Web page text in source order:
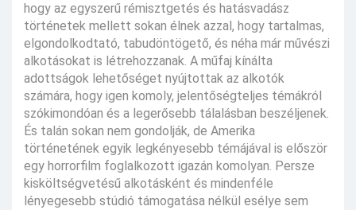
hogy az egyszerű rémisztgetés és hatásvadász
történetek mellett sokan élnek azzal, hogy tartalmas,
elgondolkodtató, tabudöntögető, és néha már művészi
alkotásokat is létrehozzanak. A műfaj kínálta
adottságok lehetőséget nyújtottak az alkotók
számára, hogy igen komoly, jelentőségteljes témákról
szókimondóan és a legerősebb tálalásban beszéljenek.
És talán sokan nem gondolják, de Amerika
történetének egyik legkényesebb témájával is először
egy horrorfilm foglalkozott igazán komolyan. Persze
kisköltségvetésű alkotásként és mindenféle
lényegesebb stúdió támogatása nélkül esélye sem